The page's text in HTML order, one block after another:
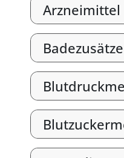
Arzneimittel